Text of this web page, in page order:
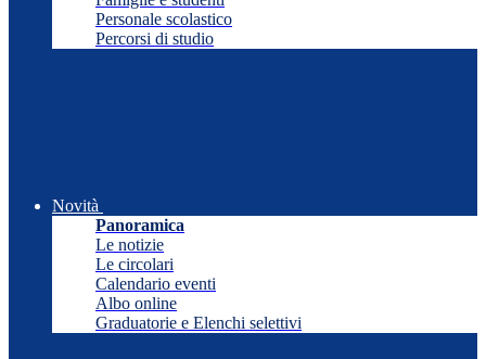
Personale scolastico
Percorsi di studio
Novità
Panoramica
Le notizie
Le circolari
Calendario eventi
Albo online
Graduatorie e Elenchi selettivi